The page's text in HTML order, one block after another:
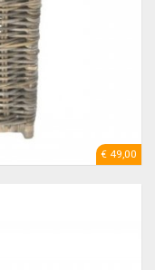
€ 49,00